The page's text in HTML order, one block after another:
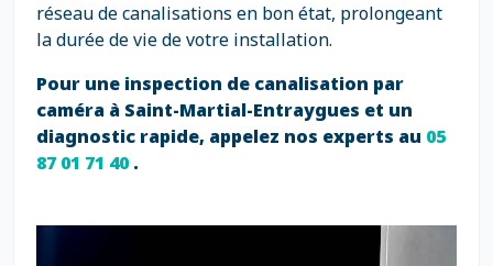
réseau de canalisations en bon état, prolongeant
la durée de vie de votre installation.
Pour une inspection de canalisation par
caméra à Saint-Martial-Entraygues et un
diagnostic rapide, appelez nos experts au 05
87 01 71 40.